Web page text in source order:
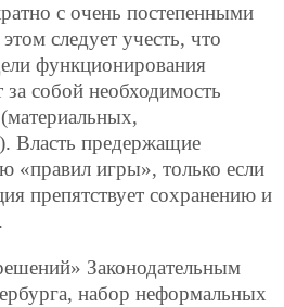
с очень постепенными
следует учесть, что
функционирования
за собой необходимость
Власть предержащие
«правил игры», только если
препятствует сохранению и
Законодательным
набор неформальных